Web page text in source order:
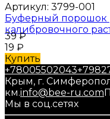
Артикул: 3799-001
Буферный порошок
калибровочного
39₽
19 ₽
Купить
+78005502043
Крым, г.
км.info@bee-ru.com
Мы в соц.сетях